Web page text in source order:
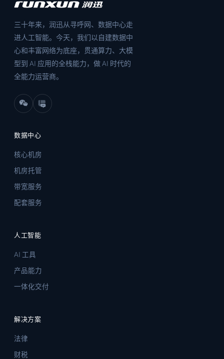
三十年来，润迅从寻呼网、数据中心走
进人工智能。今天，我们以自建数据中
心和丰富网络为底座，贯通算力、大模
型到 AI 应用的全栈能力，做 AI 时代的
全能力运营商。
数据中心
核心机房
机房托管
带宽服务
配套服务
人工智能
AI 工具
产品能力
一体化交付
解决方案
法律
财税